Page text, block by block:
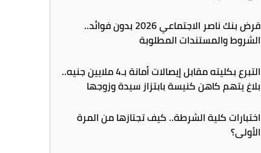
قرض بنك ناصر الاجتماعي 2026 بدون فوائد..
الشروط والمستندات المطلوبة
التبرع بكليته مقابل إيصالات أمانة بـ4 ملايين جنيه..
بلاغ يتهم كاهن كنيسة بابتزاز سيدة وزوجها
اختبارات كلية الشرطة.. كيف تجتازها من المرة
الأولى؟